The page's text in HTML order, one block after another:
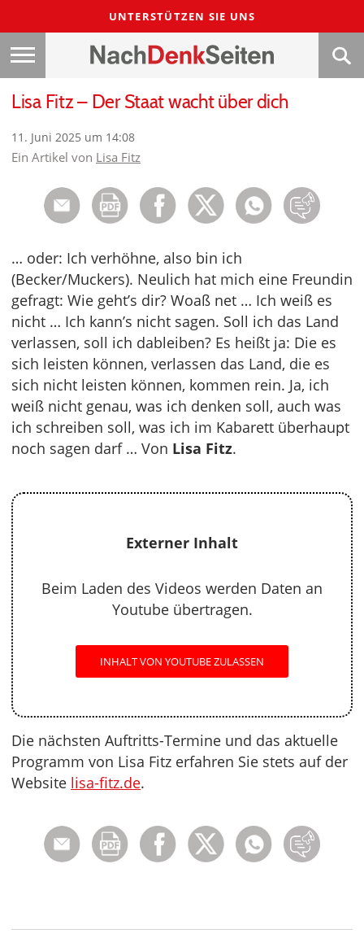
UNTERSTÜTZEN SIE UNS
Lisa Fitz – Der Staat wacht über dich
11. Juni 2025 um 14:08
Ein Artikel von Lisa Fitz
… oder: Ich verhöhne, also bin ich
(Becker/Muckers). Neulich hat mich eine Freundin
gefragt: Wie geht’s dir? Woaß net … Ich weiß es
nicht … Ich kann’s nicht sagen. Soll ich das Land
verlassen, soll ich dableiben? Es heißt ja: Die es
sich leisten können, verlassen das Land, die es
sich nicht leisten können, kommen rein. Ja, ich
weiß nicht genau, was ich denken soll, auch was
ich schreiben soll, was ich im Kabarett überhaupt
noch sagen darf … Von Lisa Fitz.
Externer Inhalt
Beim Laden des Videos werden Daten an
Youtube übertragen.
INHALT VON YOUTUBE ZULASSEN
Die nächsten Auftritts-Termine und das aktuelle
Programm von Lisa Fitz erfahren Sie stets auf der
Website lisa-fitz.de.